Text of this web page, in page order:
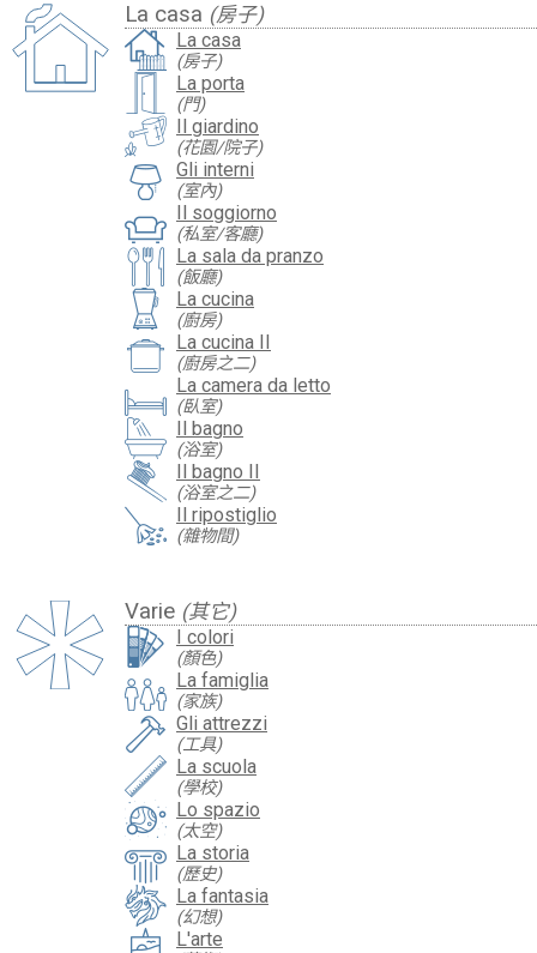
La casa (房子)
La casa
(房子)
La porta
(門)
Il giardino
(花園/院子)
Gli interni
(室內)
Il soggiorno
(私室/客廳)
La sala da pranzo
(飯廳)
La cucina
(廚房)
La cucina II
(廚房之二)
La camera da letto
(臥室)
Il bagno
(浴室)
Il bagno II
(浴室之二)
Il ripostiglio
(雜物間)
Varie (其它)
I colori
(顏色)
La famiglia
(家族)
Gli attrezzi
(工具)
La scuola
(學校)
Lo spazio
(太空)
La storia
(歷史)
La fantasia
(幻想)
L'arte